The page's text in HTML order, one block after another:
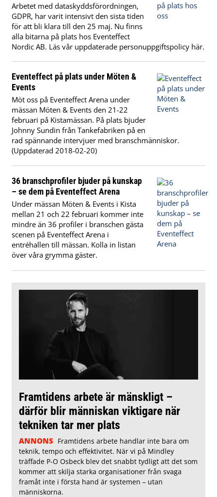
Arbetet med dataskyddsförordningen,
GDPR, har varit intensivt den sista tiden
för att bli klara till den 25 maj. Nu finns
alla bitarna på plats hos Eventeffect
Nordic AB. Läs vår uppdaterade personuppgiftspolicy här.
Eventeffect på plats under Möten &
Events
Möt oss på Eventeffect Arena under
mässan Möten & Events den 21-22
februari på Kistamässan. På plats bjuder
Johnny Sundin från Tankefabriken på en
rad spännande intervjuer med branschmänniskor.
(Uppdaterad 2018-02-20)
36 branschprofiler bjuder på kunskap
– se dem på Eventeffect Arena
Under mässan Möten & Events i Kista
mellan 21 och 22 februari kommer inte
mindre än 36 profiler i branschen gästa
scenen på Eventeffect Arena i
entréhallen till mässan. Kolla in listan
över våra grymma gäster.
Framtidens arbete är mänskligt –
därför blir människan viktigare när
tekniken tar mer plats
ANNONS Framtidens arbete handlar inte bara om
teknik, tempo och effektivitet. När vi på Mindley
träffade P-O Osbeck blev det snabbt tydligt att det som
kommer att skilja starka organisationer från svaga
framåt inte i första hand är systemen – utan
människorna.